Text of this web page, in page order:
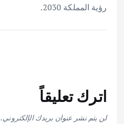
رؤية المملكة 2030.
اترك تعليقاً
لن يتم نشر عنوان بريدك الإلكتروني.